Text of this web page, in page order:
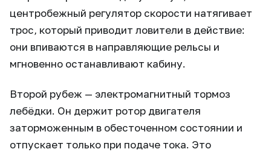
центробежный регулятор скорости натягивает
трос, который приводит ловители в действие:
они впиваются в направляющие рельсы и
мгновенно останавливают кабину.
Второй рубеж — электромагнитный тормоз
лебёдки. Он держит ротор двигателя
заторможенным в обесточенном состоянии и
отпускает только при подаче тока. Это